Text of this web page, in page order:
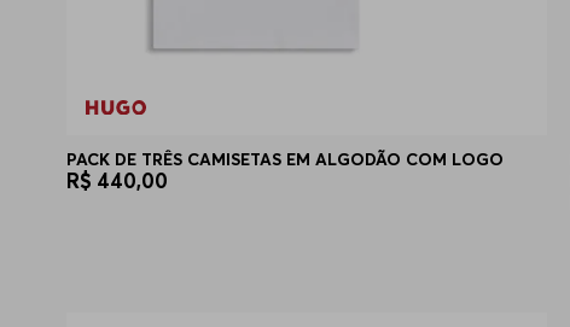
PACK DE TRÊS CAMISETAS EM ALGODÃO COM LOGO
R$ 440,00